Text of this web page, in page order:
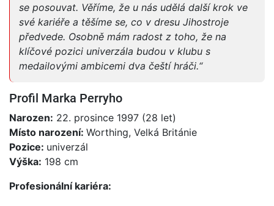
se posouvat. Věříme, že u nás udělá další krok ve
své kariéře a těšíme se, co v dresu Jihostroje
předvede. Osobně mám radost z toho, že na
klíčové pozici univerzála budou v klubu s
medailovými ambicemi dva čeští hráči.“
Profil Marka Perryho
Narozen: 22. prosince 1997 (28 let)
Místo narození: Worthing, Velká Británie
Pozice: univerzál
Výška: 198 cm
Profesionální kariéra: